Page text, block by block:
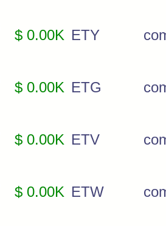
$ 0.00K ETY
$ 0.00K ETG
$ 0.00K ETV
$ 0.00K ETW